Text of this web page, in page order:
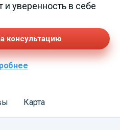
и уверенность в себе
консультацию
Карта